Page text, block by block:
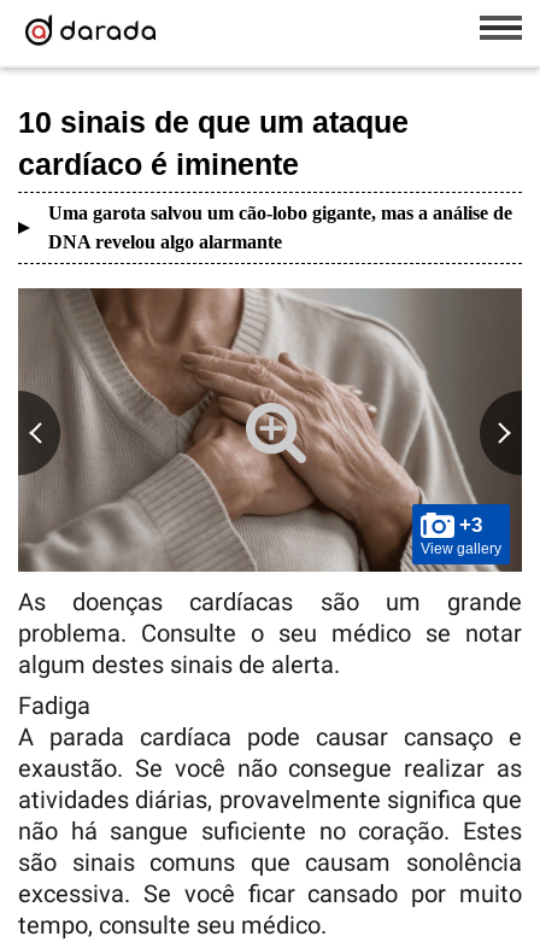
10 sinais de que um ataque
cardíaco é iminente
Uma garota salvou um cão-lobo gigante, mas a análise de
DNA revelou algo alarmante
+3
View gallery
As doenças cardíacas são um grande
problema. Consulte o seu médico se notar
algum destes sinais de alerta.
Fadiga
A parada cardíaca pode causar cansaço e
exaustão. Se você não consegue realizar as
atividades diárias, provavelmente significa que
não há sangue suficiente no coração. Estes
são sinais comuns que causam sonolência
excessiva. Se você ficar cansado por muito
tempo, consulte seu médico.